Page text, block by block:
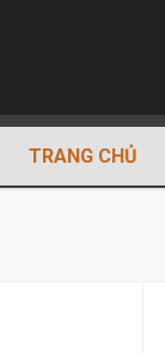
TRANG CHỦ